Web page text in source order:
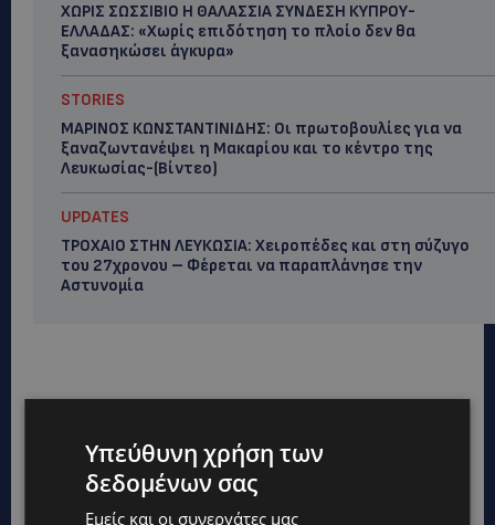
ΧΩΡΙΣ ΣΩΣΣΙΒΙΟ Η ΘΑΛΑΣΣΙΑ ΣΥΝΔΕΣΗ ΚΥΠΡΟΥ-
ΕΛΛΑΔΑΣ: «Χωρίς επιδότηση το πλοίο δεν θα
ξανασηκώσει άγκυρα»
STORIES
ΜΑΡΙΝΟΣ ΚΩΝΣΤΑΝΤΙΝΙΔΗΣ: Οι πρωτοβουλίες για να
ξαναζωντανέψει η Μακαρίου και το κέντρο της
Λευκωσίας-(Βίντεο)
UPDATES
ΤΡΟΧΑΙΟ ΣΤΗΝ ΛΕΥΚΩΣΙΑ: Χειροπέδες και στη σύζυγο
του 27χρονου – Φέρεται να παραπλάνησε την
Αστυνομία
Υπεύθυνη χρήση των
δεδομένων σας
Εμείς και οι συνεργάτες μας